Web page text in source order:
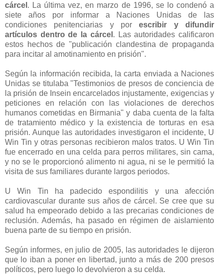
cárcel . La última vez, en marzo de 1996, se lo condenó a
siete años por informar a Naciones Unidas de las
condiciones penitenciarias y porescribir y difundir
artículos dentro de la cárcel . Las autoridades calificaron
estos hechos de "publicación clandestina de propaganda
para incitar al amotinamiento en prisión".
Según la información recibida, la carta enviada a Naciones
Unidas se titulaba "Testimonios de presos de conciencia de
la prisión de Insein encarcelados injustamente, exigencias y
peticiones en relación con las violaciones de derechos
humanos cometidas en Birmania" y daba cuenta de la falta
de tratamiento médico y la existencia de torturas en esa
prisión. Aunque las autoridades investigaron el incidente, U
Win Tin y otras personas recibieron malos tratos. U Win Tin
fue encerrado en una celda para perros militares, sin cama,
y no se le proporcionó alimento ni agua, ni se le permitió la
visita de sus familiares durante largos periodos.
U Win Tin ha padecido espondilitis y una afección
cardiovascular durante sus años de cárcel. Se cree que su
salud ha empeorado debido a las precarias condiciones de
reclusión. Además, ha pasado en régimen de aislamiento
buena parte de su tiempo en prisión.
Según informes, en julio de 2005, las autoridades le dijeron
que lo iban a poner en libertad, junto a más de 200 presos
políticos, pero luego lo devolvieron a su celda.